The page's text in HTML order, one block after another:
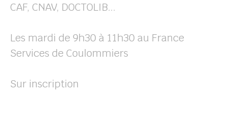
CAF, CNAV, DOCTOLIB...
Les mardi de 9h30 à 11h30 au France
Services de Coulommiers
Sur inscription